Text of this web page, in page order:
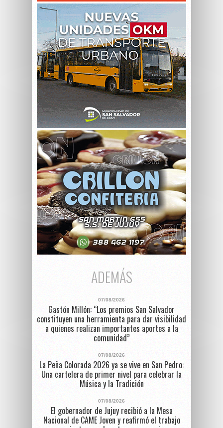
ADEMÁS
07/08/2026
Gastón Millón: “Los premios San Salvador
constituyen una herramienta para dar visibilidad
a quienes realizan importantes aportes a la
comunidad”
07/08/2026
La Peña Colorada 2026 ya se vive en San Pedro:
Una cartelera de primer nivel para celebrar la
Música y la Tradición
07/08/2026
El gobernador de Jujuy recibió a la Mesa
Nacional de CAME Joven y reafirmó el trabajo